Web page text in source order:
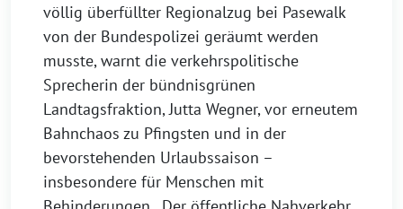
völlig überfüllter Regionalzug bei Pasewalk
von der Bundespolizei geräumt werden
musste, warnt die verkehrspolitische
Sprecherin der bündnisgrünen
Landtagsfraktion, Jutta Wegner, vor erneutem
Bahnchaos zu Pfingsten und in der
bevorstehenden Urlaubssaison –
insbesondere für Menschen mit